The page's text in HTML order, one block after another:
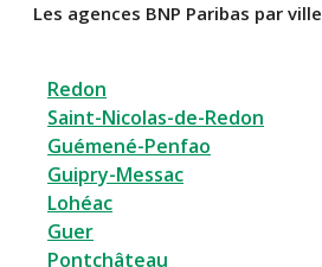
Les agences BNP Paribas par ville
Redon
Saint-Nicolas-de-Redon
Guémené-Penfao
Guipry-Messac
Lohéac
Guer
Pontchâteau